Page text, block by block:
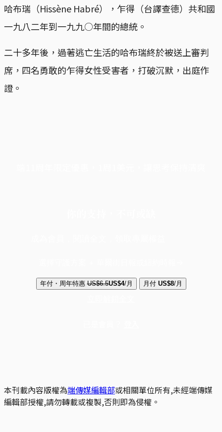
哈布瑞（Hissène Habré），乍得（台譯查德）共和國
一九八二年到一九九○年間的總統。
二十多年後，過著逃亡生活的哈布瑞終於被送上審判
席，四名勇敢的乍得女性受害者，打破沉默，出庭作
證。
年付・周年特惠 US$6.5US$4/月 月付 US$8/月
本刊載內容版權為端傳媒編輯部或相關單位所有,未經端傳媒
編輯部授權,請勿轉載或複製,否則即為侵權。